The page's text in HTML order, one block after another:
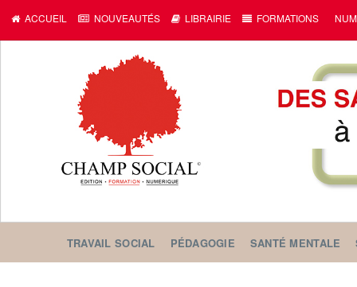
ACCUEIL NOUVEAUTÉS LIBRAIRIE FORMATIONS
TRAVAIL SOCIAL PÉDAGOGIE SANTÉ MENTALE